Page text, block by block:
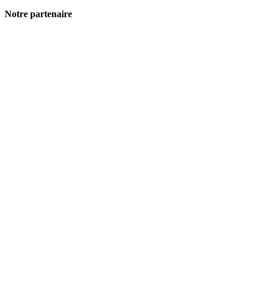
Notre partenaire